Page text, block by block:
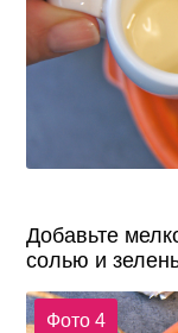
Добавьте
солью и
Фото 4